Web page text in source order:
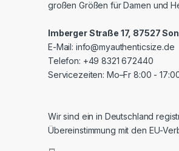
großen Größen für Damen und
Imberger Straße 17, 87527
E-Mail: info@myauthenticsize.de
Telefon: +49 8321 672440
Servicezeiten: Mo–Fr 8:00 -
Wir sind ein in Deutschland
Übereinstimmung mit den EU-